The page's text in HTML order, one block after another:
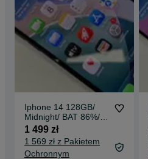
Iphone 14 128GB/
Midnight/ BAT 86%/
Grade A- +
ładowarka/
Gwarancja
1 499 zł
1 569 zł z Pakietem
Ochronnym